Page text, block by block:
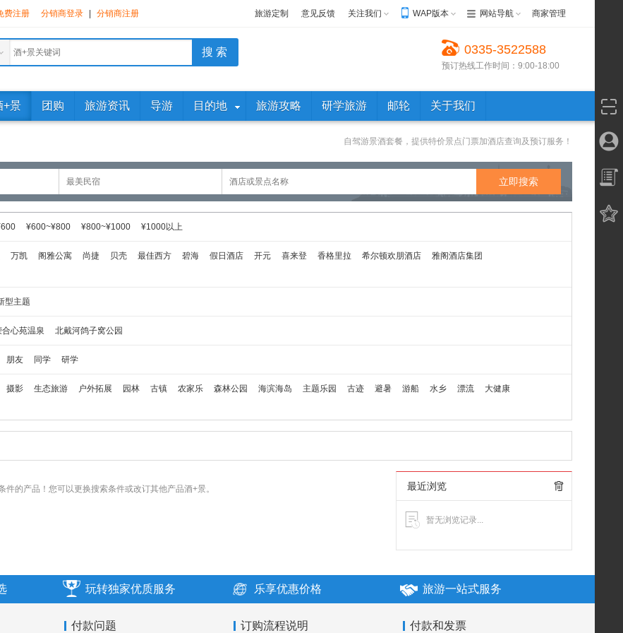
费注册 分销商登录 分销商注册 旅游定制 意见反馈 关注我们 WAP版本 网站导航 商家管理
0335-3522588
预订热线工作时间：9:00-18:00
+景 团购 旅游资讯 导游 目的地 旅游攻略 研学旅游 邮轮 关于我们
自驾游景酒套餐，提供特价景点门票加酒店查询及预订服务！
¥600~¥800 ¥800~¥1000 ¥1000以上
万凯 阁雅公寓 尚捷 贝壳 最佳西方 碧海 假日酒店 开元 喜来登 香格里拉 希尔顿欢朋酒店
雅阁酒店集团
型主题
心苑温泉 北戴河鸽子窝公园
朋友 同学 研学
摄影 生态旅游 户外拓展 园林 古镇 农家乐 森林公园 海滨海岛 主题乐园 古迹 避暑 游船 水乡 漂流
大健康
件的产品！您可以更换搜索条件或改订其他产品酒+景。 最近浏览
暂无浏览记录...
玩转独家优质服务 乐享优惠价格 旅游一站式服务
付款问题 订购流程说明 付款和发票